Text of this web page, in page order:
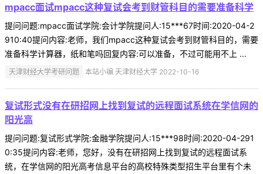
mpacc面试mpacc这种复试会考到财管科目的需要准备科学
提问问题:mpacc面试学院:会计学院提问人:15***67时间:2020-04-2
910:40提问内容:老师，我们mpacc这种复试会考到财管科目的，需要
准备科学计算器，纸和笔吗回复内容:可以准备，不过可能用不上 ...
天津财经大学考研问题 本站小编 天津财经大学 2022-10-16
复试形式没有在研招网上找到复试的远程面试系统在学信网的
阳光高
提问问题:复试形式学院:金融学院提问人:15***98时间:2020-04-291
0:35提问内容:老师，您好，没有在研招网上找到复试的远程面试系
统，在学信网的阳光高考信息平台的高校特殊类型招生平台里有个未